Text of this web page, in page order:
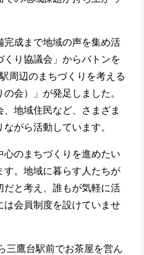
成まで地域の声を集め活
り協議会」からバトンを
周辺のまちづくりを考える
会）」が発足しました。
地域住民など、さまざま
がら活動しています。
のまちづくりを進めたい
す。地域に暮らす人たちが
と考え、誰もが気軽に活
会員制度を設けていませ
鷹台駅前でお茶屋を営ん